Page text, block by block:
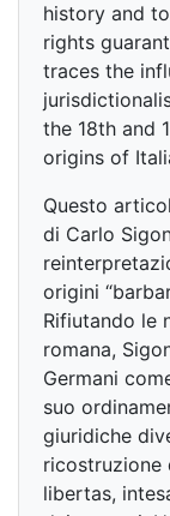
history and
rights
traces the
the 18th and
origins of
Questo
di Carlo
origini
Rifiutando le
romana,
Germani
suo
giuridiche
ricostruzione
libertas,